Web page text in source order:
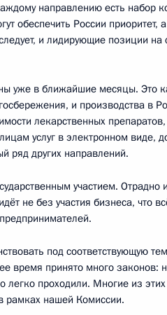
поддержки и защиты
проживающих за рубежом
ЛДПР Владимиром
Москва, Кремль
– воспитанниками
Москва, Кремль
направлению есть набор
обеспечить России приоритет,
и лидирующие позиции на
уже в ближайшие месяцы. Это
и производства в
лекарственных
услуг в электронном виде,
ряд других направлений.
участием. Отрадно
не без участия бизнеса, что
под соответствующую
время принято много законов:
легко проходили. Многие из
рамках нашей Комиссии.